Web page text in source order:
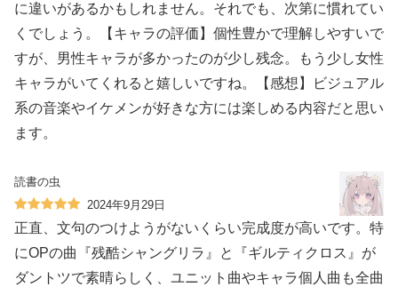
に違いがあるかもしれません。それでも、次第に慣れてい
くでしょう。【キャラの評価】個性豊かで理解しやすいで
すが、男性キャラが多かったのが少し残念。もう少し女性
キャラがいてくれると嬉しいですね。【感想】ビジュアル
系の音楽やイケメンが好きな方には楽しめる内容だと思い
ます。
読書の虫
2024年9月29日
正直、文句のつけようがないくらい完成度が高いです。特
にOPの曲『残酷シャングリラ』と『ギルティクロス』が
ダントツで素晴らしく、ユニット曲やキャラ個人曲も全曲